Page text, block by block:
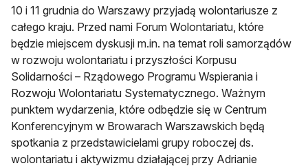
10 i 11 grudnia do Warszawy przyjadą wolontariusze z
całego kraju. Przed nami Forum Wolontariatu, które
będzie miejscem dyskusji m.in. na temat roli samorządów
w rozwoju wolontariatu i przyszłości Korpusu
Solidarności – Rządowego Programu Wspierania i
Rozwoju Wolontariatu Systematycznego. Ważnym
punktem wydarzenia, które odbędzie się w Centrum
Konferencyjnym w Browarach Warszawskich będą
spotkania z przedstawicielami grupy roboczej ds.
wolontariatu i aktywizmu działającej przy Adrianie